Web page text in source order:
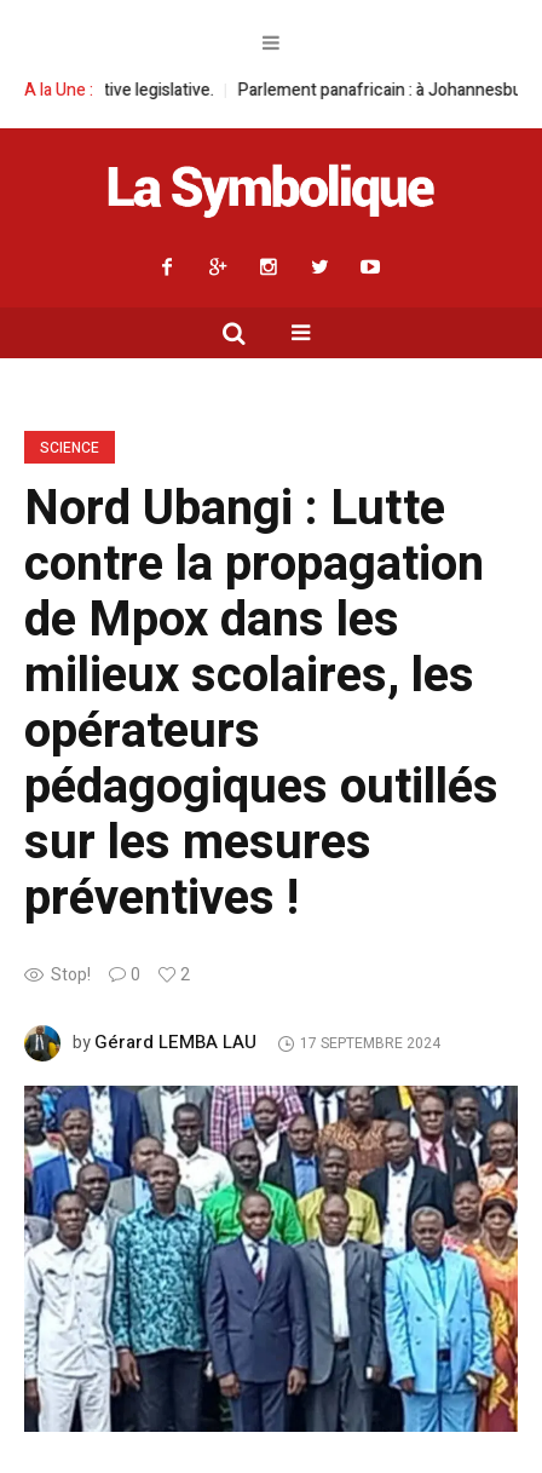
A la Une : Parlement panafricain : à Johannesburg, Aimé Boji
SCIENCE
Nord Ubangi : Lutte
contre la propagation
de Mpox dans les
milieux scolaires, les
opérateurs
pédagogiques outillés
sur les mesures
préventives !
Stop! 0 2
byGérard LEMBA LAU 17 SEPTEMBRE 2024